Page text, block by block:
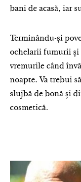
bani de acasă, iar
Terminându-și
ochelarii fumurii și
vremurile când
noapte. Va trebui
slujbă de bonă și
cosmetică.